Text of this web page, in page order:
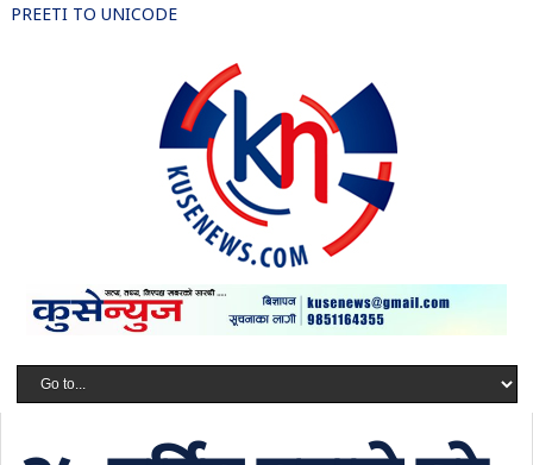
PREETI TO UNICODE